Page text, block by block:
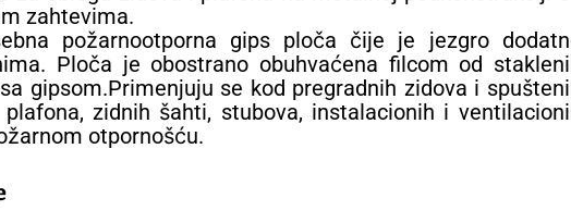
zahtevima.
požarnootporna gips ploča čije je jezgro
Ploča je obostrano obuhvaćena filcom od
gipsom.Primenjuju se kod pregradnih zidova i
zidnih šahti, stubova, instalacionih i
otpornošću.